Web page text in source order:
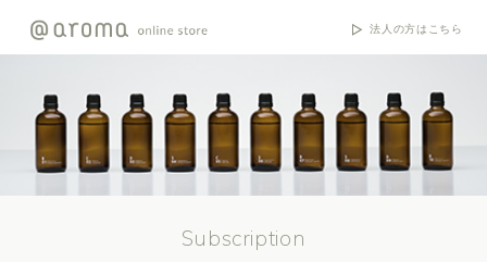
法人の方はこちら
Subscription